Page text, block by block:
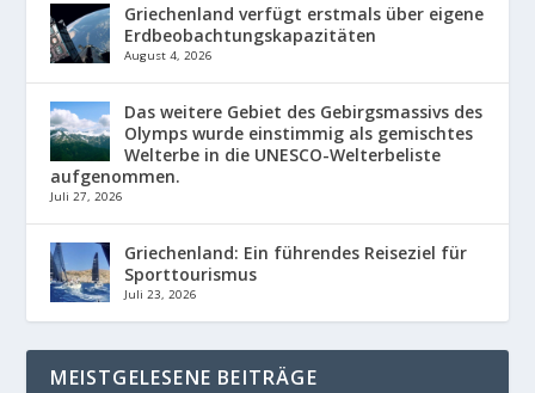
Griechenland verfügt erstmals über eigene
Erdbeobachtungskapazitäten
August 4, 2026
Das weitere Gebiet des Gebirgsmassivs des
Olymps wurde einstimmig als gemischtes
Welterbe in die UNESCO-Welterbeliste
aufgenommen.
Juli 27, 2026
Griechenland: Ein führendes Reiseziel für
Sporttourismus
Juli 23, 2026
MEISTGELESENE BEITRÄGE